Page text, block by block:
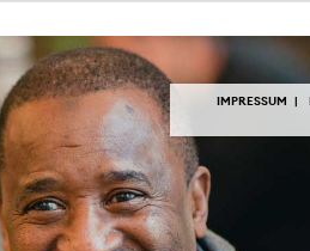
IMPRESSUM